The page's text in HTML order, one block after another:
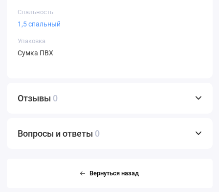
Спальность
1,5 спальный
Упаковка
Сумка ПВХ
Отзывы 0
Вопросы и ответы 0
Вернуться назад